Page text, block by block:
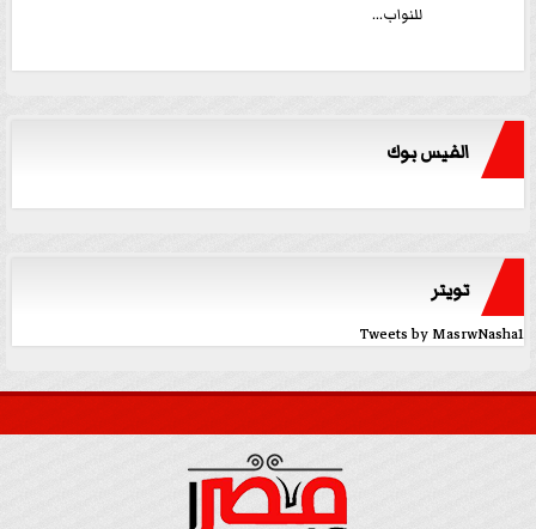
للنواب...
الفيس بوك
تويتر
Tweets by MasrwNasha1